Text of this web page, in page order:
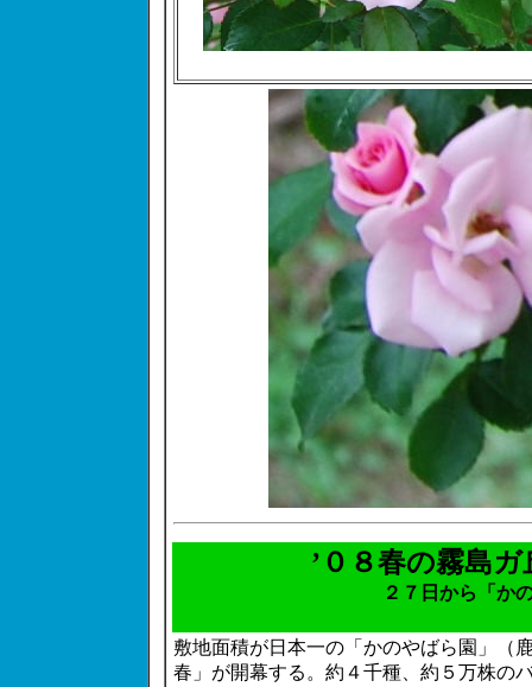
’０８春の霧島
２７日から「か
敷地面積が日本一の「かのやばら園」
春」が開幕する。約４千種、約５万株の